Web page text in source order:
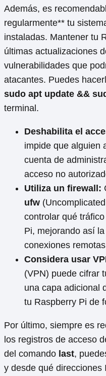
Además, es
regularmente** tu
instaladas. Mantener tu
últimas actualizaciones
vulnerabilidades que
atacantes. Puedes
sudo apt update &&
terminal.
Deshabilita el
impide que alguien
cuenta de
acceso no
Utiliza un firewall:
ufw
controlar qué
Pi, mejorando así
conexiones
Considera usar
(VPN) puede cifrar
una capa adicional
tu Raspberry Pi de
Por último, siempre es
los registros de acceso
del comando last,
y desde qué direcciones